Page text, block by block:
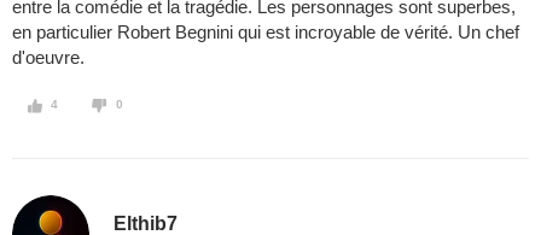
entre la comédie et la tragédie. Les personnages sont superbes,
en particulier Robert Begnini qui est incroyable de vérité. Un chef
d'oeuvre.
4 0
Elthib7